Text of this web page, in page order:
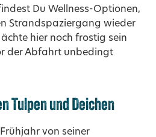
Du Wellness-Optionen,
Strandspaziergang wieder
hier noch frostig sein
der Abfahrt unbedingt
Tulpen und Deichen
von seiner